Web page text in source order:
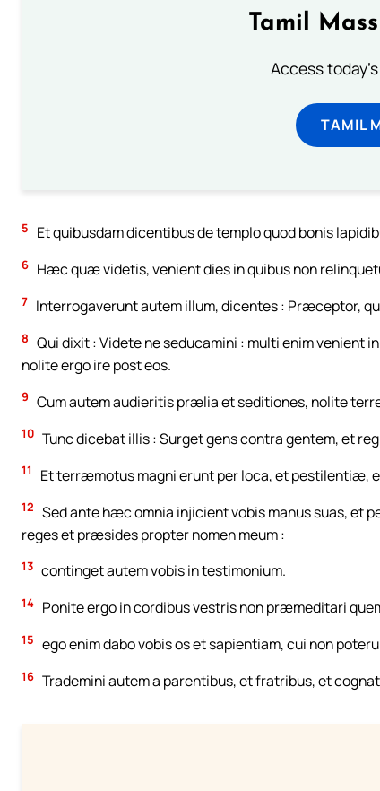
Tamil
Access
TAMIL
5 Et quibusdam dicentibus de templo quod bonis
6 Hæc quæ videtis, venient dies in quibus non
7 Interrogaverunt autem illum, dicentes : Præceptor,
8 Qui dixit : Videte ne seducamini : multi enim venient
nolite ergo ire post eos.
9 Cum autem audieritis prælia et seditiones, nolite
10 Tunc dicebat illis : Surget gens contra gentem, et
11 Et terræmotus magni erunt per loca, et pestilentiæ,
12 Sed ante hæc omnia injicient vobis manus suas, et
reges et præsides propter nomen meum :
13 continget autem vobis in testimonium.
14 Ponite ergo in cordibus vestris non præmeditari
15 ego enim dabo vobis os et sapientiam, cui non
16 Trademini autem a parentibus, et fratribus, et